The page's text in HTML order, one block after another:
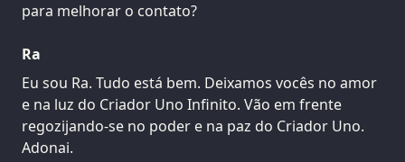
para melhorar o contato?
Ra
Eu sou Ra. Tudo está bem. Deixamos vocês no amor
e na luz do Criador Uno Infinito. Vão em frente
regozijando-se no poder e na paz do Criador Uno.
Adonai.